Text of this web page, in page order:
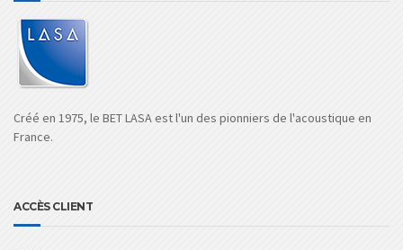
Créé en 1975, le BET LASA est l'un des pionniers de l'acoustique en
France.
ACCÈS CLIENT